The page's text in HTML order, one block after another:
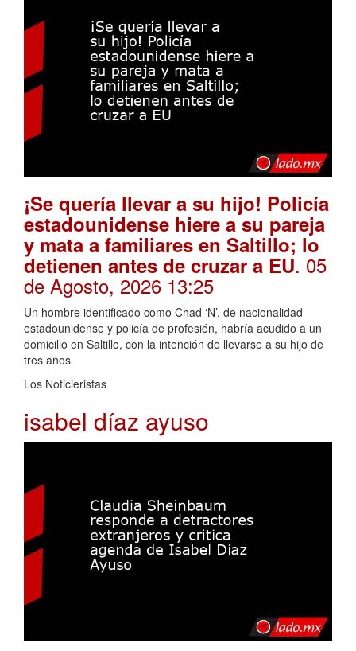
¡Se quería llevar a su hijo! Policía
estadounidense hiere a su pareja
y mata a familiares en Saltillo; lo
detienen antes de cruzar a EU. 05
de Agosto, 2026 13:25
Un hombre identificado como Chad ‘N’, de nacionalidad
estadounidense y policía de profesión, habría acudido a un
domicilio en Saltillo, con la intención de llevarse a su hijo de
tres años
Los Noticieristas
isabel díaz ayuso